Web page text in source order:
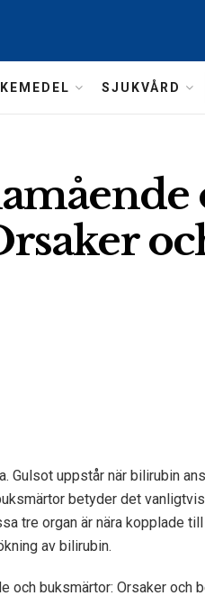
SJUKVÅRD
Gulsot uppstår när bilirubin
betyder det
tre organ är nära kopplade
av bilirubin.